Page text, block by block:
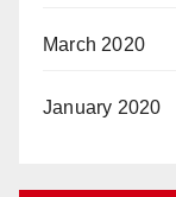
March 2020
January 2020